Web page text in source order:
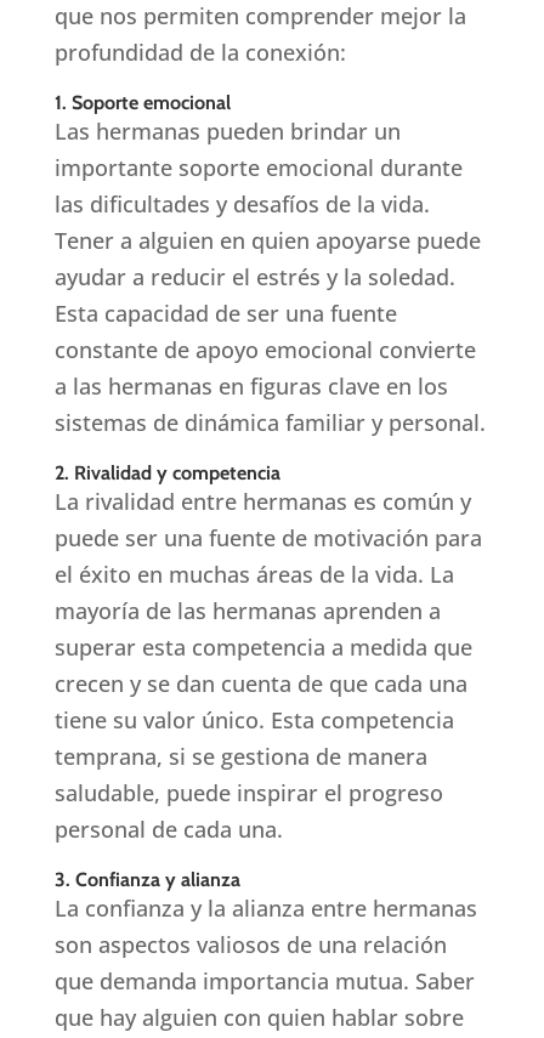
que nos permiten comprender mejor la
profundidad de la conexión:
1. Soporte emocional
Las hermanas pueden brindar un
importante soporte emocional durante
las dificultades y desafíos de la vida.
Tener a alguien en quien apoyarse puede
ayudar a reducir el estrés y la soledad.
Esta capacidad de ser una fuente
constante de apoyo emocional convierte
a las hermanas en figuras clave en los
sistemas de dinámica familiar y personal.
2. Rivalidad y competencia
La rivalidad entre hermanas es común y
puede ser una fuente de motivación para
el éxito en muchas áreas de la vida. La
mayoría de las hermanas aprenden a
superar esta competencia a medida que
crecen y se dan cuenta de que cada una
tiene su valor único. Esta competencia
temprana, si se gestiona de manera
saludable, puede inspirar el progreso
personal de cada una.
3. Confianza y alianza
La confianza y la alianza entre hermanas
son aspectos valiosos de una relación
que demanda importancia mutua. Saber
que hay alguien con quien hablar sobre